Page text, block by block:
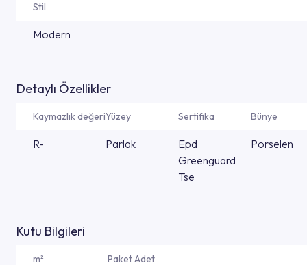
Stil
Modern
Detaylı Özellikler
Kaymazlık değeriYüzey Sertifika Bünye
R- Parlak
Epd
Greenguard
Tse
Porselen
Kutu Bilgileri
m² Paket Adet